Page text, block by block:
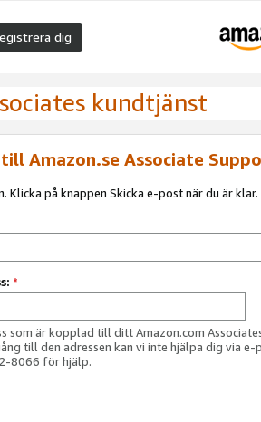
dig
kundtjänst
Amazon.se Associate
Klicka på knappen Skicka e-post när du är klar.
*
som är kopplad till ditt Amazon.com
till den adressen kan vi inte hjälpa dig via e-
8066 för hjälp.